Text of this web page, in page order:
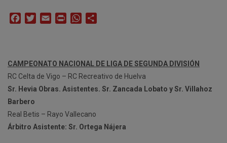
FacebookTwitterEmail Print WhatsApp
CAMPEONATO NACIONAL DE LIGA DE SEGUNDA DIVISIÓN
RC Celta de Vigo – RC Recreativo de Huelva
Sr. Hevia Obras. Asistentes. Sr. Zancada Lobato y Sr. Villahoz
Barbero
Real Betis – Rayo Vallecano
Árbitro Asistente: Sr. Ortega Nájera